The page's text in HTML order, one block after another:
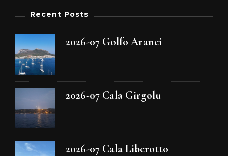
Recent Posts
2026-07 Golfo Aranci
2026-07 Cala Girgolu
2026-07 Cala Liberotto